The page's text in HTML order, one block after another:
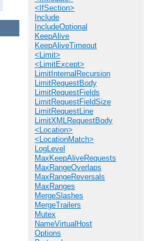
<IfSection>
Include
IncludeOptional
KeepAlive
KeepAliveTimeout
<Limit>
<LimitExcept>
LimitInternalRecursion
LimitRequestBody
LimitRequestFields
LimitRequestFieldSize
LimitRequestLine
LimitXMLRequestBody
<Location>
<LocationMatch>
LogLevel
MaxKeepAliveRequests
MaxRangeOverlaps
MaxRangeReversals
MaxRanges
MergeSlashes
MergeTrailers
Mutex
NameVirtualHost
Options